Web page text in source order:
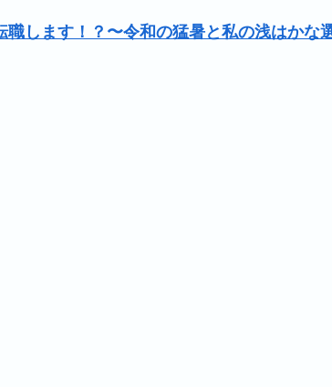
職します！？〜令和の猛暑と私の浅はかな